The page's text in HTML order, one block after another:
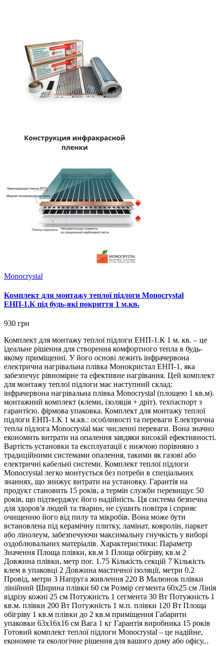
Monocrystal
Комплект для монтажу теплої підлоги Monocrystal
ЕНП-1.К під будь-які покриття 1 м.кв.
930 грн
Комплект для монтажу теплої підлоги ЕНП-1.К 1 м. кв. – це
ідеальне рішення для створення комфортного тепла в будь-
якому приміщенні. У його основі лежить інфрачервона
електрична нагрівальна плівка Монокристал ЕНП-1, яка
забезпечує рівномірне та ефективне нагрівання. Цей комплект
для монтажу теплої підлоги має наступний склад:
інфрачервона нагрівальна плівка Monocrystal (площею 1 кв.м).
монтажний комплект (клеми, ізоляція + дріт). техпаспорт з
гарантією. фірмова упаковка. Комплект для монтажу теплої
підлоги ЕНП-1.К 1 м.кв.: особливості та переваги Електрична
тепла підлога Monocrystal має численні переваги. Вона значно
економить витрати на опалення завдяки високій ефективності.
Вартість установки та експлуатації є нижчою порівняно з
традиційними системами опалення, такими як газові або
електричні кабельні системи. Комплект теплої підлоги
Monocrystal легко монтується без потреби в спеціальних
знаннях, що знижує витрати на установку. Гарантія на
продукт становить 15 років, а термін служби перевищує 50
років, що підтверджує його надійність. Ця система безпечна
для здоров'я людей та тварин, не сушить повітря і сприяє
очищенню його від пилу та мікробів. Вона може бути
встановлена під керамічну плитку, ламінат, ковролін, паркет
або лінолеум, забезпечуючи максимальну гнучкість у виборі
оздоблювальних матеріалів. Характеристики: Параметр
Значення Площа плівки, кв.м 1 Площа обігріву, кв.м 2
Довжина плівки, метр пог. 1.75 Кількість секцій 7 Кількість
клем в упаковці 2 Довжина мастичної ізоляції, метри 0.2
Провід, метри 3 Напруга живлення 220 В Малюнок плівки
лінійний Ширина плівки 60 см Розмір сегмента 60х25 см Лінія
відрізу кожні 25 см Потужність 1 сегмента 30 Вт Потужність 1
кв.м. плівки 200 Вт Потужність 1 м.п. плівки 120 Вт Площа
обігріву 1 кв.м плівки до 2 кв.м приміщення Габарити
упаковки 63х16х16 см Вага 1 кг Гарантія виробника 15 років
Готовий комплект теплої підлоги Monocrystal – це надійне,
економне та екологічне рішення для вашого дому або офісу...